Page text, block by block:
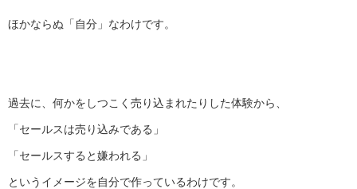
ほかならぬ「自分」なわけです。
過去に、何かをしつこく売り込まれたりした体験から、
「セールスは売り込みである」
「セールスすると嫌われる」
というイメージを自分で作っているわけです。